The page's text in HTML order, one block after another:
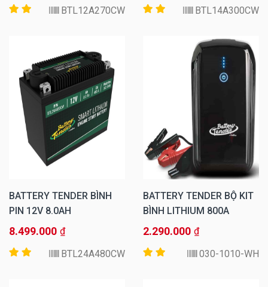
BTL12A270CW
BTL14A300CW
BATTERY TENDER BÌNH
PIN 12V 8.0AH
8.499.000 ₫
BTL24A480CW
BATTERY TENDER BỘ KIT
BÌNH LITHIUM 800A
2.290.000 ₫
030-1010-WH